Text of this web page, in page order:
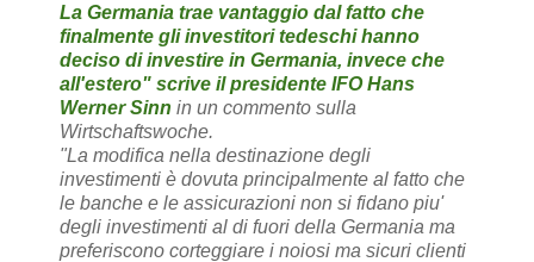
La Germania trae vantaggio dal fatto che
finalmente gli investitori tedeschi hanno
deciso di investire in Germania, invece che
all'estero" scrive il presidente IFO Hans
Werner Sinn in un commento sulla
Wirtschaftswoche.
"La modifica nella destinazione degli
investimenti è dovuta principalmente al fatto che
le banche e le assicurazioni non si fidano piu'
degli investimenti al di fuori della Germania ma
preferiscono corteggiare i noiosi ma sicuri clienti